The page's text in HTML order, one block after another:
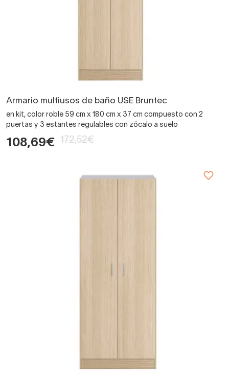
Armario multiusos de baño USE Bruntec
en kit, color roble 59 cm x 180 cm x 37 cm compuesto con 2
puertas y 3 estantes regulables con zócalo a suelo
108,69€ 172,52€